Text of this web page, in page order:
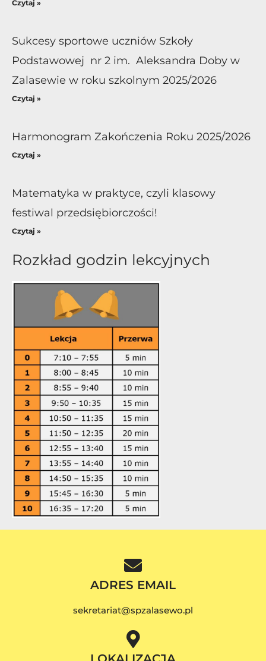
Czytaj »
Sukcesy sportowe uczniów Szkoły
Podstawowej nr 2 im. Aleksandra Doby w
Zalasewie w roku szkolnym 2025/2026
Czytaj »
Harmonogram Zakończenia Roku 2025/2026
Czytaj »
Matematyka w praktyce, czyli klasowy
festiwal przedsiębiorczości!
Czytaj »
Rozkład godzin lekcyjnych
ADRES EMAIL
sekretariat@spzalasewo.pl